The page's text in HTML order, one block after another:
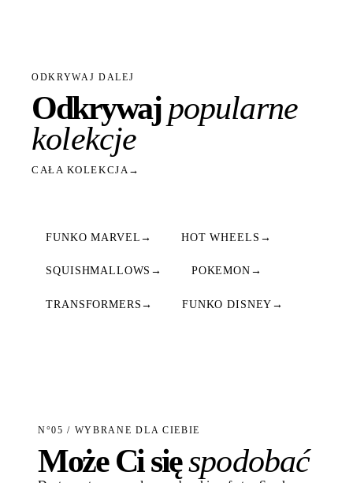
ODKRYWAJ DALEJ
Odkrywajpopularne
kolekcje
CAŁA KOLEKCJA→
FUNKO MARVEL → HOT WHEELS →
SQUISHMALLOWS → POKEMON →
TRANSFORMERS → FUNKO DISNEY →
N°05 / WYBRANE DLA CIEBIE
Może Ci sięspodobać